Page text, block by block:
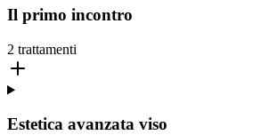
Il primo incontro
2 trattamenti
Estetica avanzata viso